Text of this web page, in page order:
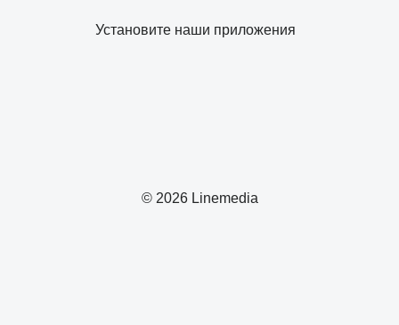
© 2026 Linemedia
Установите наши приложения